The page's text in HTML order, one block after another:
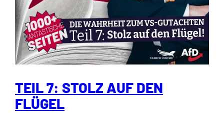
TEIL 7: STOLZ AUF DEN
FLÜGEL